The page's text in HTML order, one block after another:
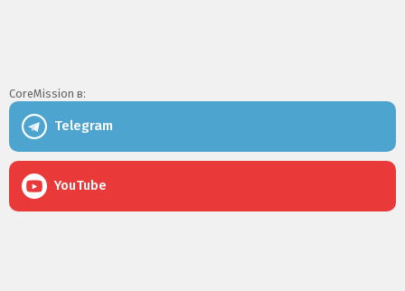
CoreMission в:
Telegram
YouTube